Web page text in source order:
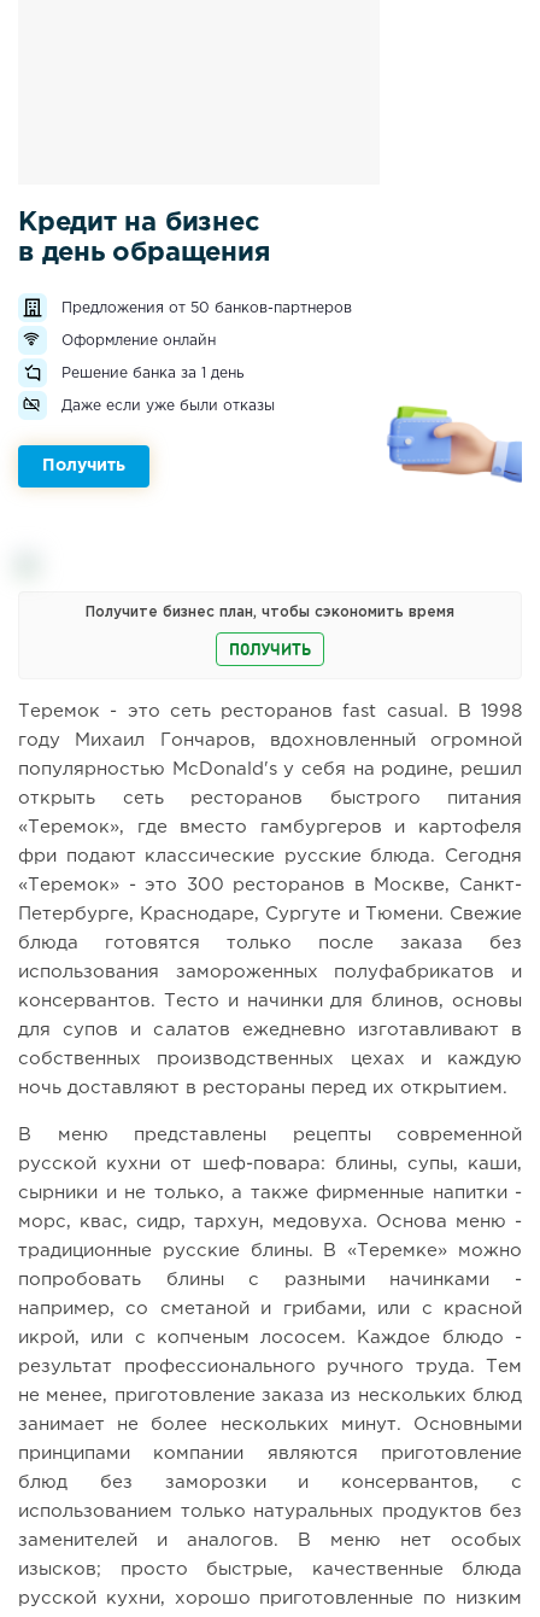
Кредит на бизнес
в день обращения
Предложения от 50 банков-партнеров
Оформление онлайн
Решение банка за 1 день
Даже если уже были отказы
Получить
Получите бизнес план, чтобы сэкономить время
ПОЛУЧИТЬ
Теремок - это сеть ресторанов fast casual. В 1998
году Михаил Гончаров, вдохновленный огромной
популярностью McDonald's у себя на родине, решил
открыть сеть ресторанов быстрого питания
«Теремок», где вместо гамбургеров и картофеля
фри подают классические русские блюда. Сегодня
«Теремок» - это 300 ресторанов в Москве, Санкт-
Петербурге, Краснодаре, Сургуте и Тюмени. Свежие
блюда готовятся только после заказа без
использования замороженных полуфабрикатов и
консервантов. Тесто и начинки для блинов, основы
для супов и салатов ежедневно изготавливают в
собственных производственных цехах и каждую
ночь доставляют в рестораны перед их открытием.
В меню представлены рецепты современной
русской кухни от шеф-повара: блины, супы, каши,
сырники и не только, а также фирменные напитки -
морс, квас, сидр, тархун, медовуха. Основа меню -
традиционные русские блины. В «Теремке» можно
попробовать блины с разными начинками -
например, со сметаной и грибами, или с красной
икрой, или с копченым лососем. Каждое блюдо -
результат профессионального ручного труда. Тем
не менее, приготовление заказа из нескольких блюд
занимает не более нескольких минут. Основными
принципами компании являются приготовление
блюд без заморозки и консервантов, с
использованием только натуральных продуктов без
заменителей и аналогов. В меню нет особых
изысков; просто быстрые, качественные блюда
русской кухни, хорошо приготовленные по низким